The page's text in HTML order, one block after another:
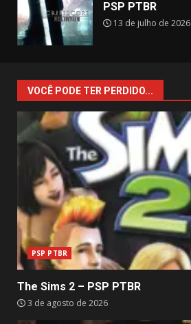
PSP PTBR
13 de julho de 2026
VOCÊ PODE TER PERDIDO...
PSP PTBR
The Sims 2 – PSP PTBR
3 de agosto de 2026